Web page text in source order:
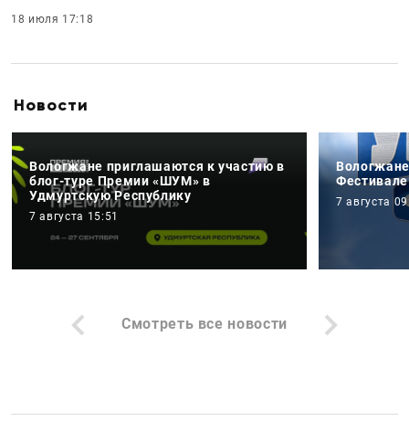
18 июля 17:18
Новости
Вологжане приглашаются к участию в
блог-туре Премии «ШУМ» в
Удмуртскую Республику
7 августа 15:51
7 августа
Смотреть все новости